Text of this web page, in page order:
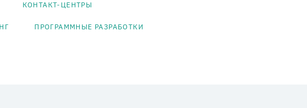
КОНТАКТ-ЦЕНТРЫ
ПРОГРАММНЫЕ РАЗРАБОТКИ